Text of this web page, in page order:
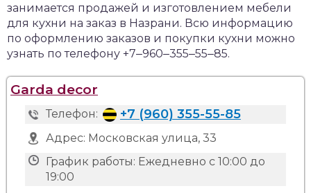
занимается продажей и изготовлением мебели
для кухни на заказ в Назрани. Всю информацию
по оформлению заказов и покупки кухни можно
узнать по телефону +7‒960‒355‒55‒85.
Garda decor
Телефон: +7 (960) 355-55-85
Адрес: Московская улица, 33
График работы: Ежедневно с 10:00 до
19:00